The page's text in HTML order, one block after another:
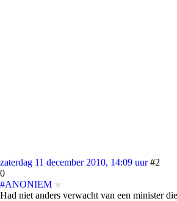
zaterdag 11 december 2010, 14:09 uur #2
0
#ANONIEM
Had niet anders verwacht van een minister